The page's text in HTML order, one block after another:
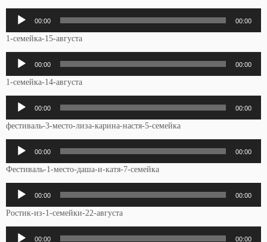
Аудиоплеер
00:00 00:00
1-семейка-15-августа
Аудиоплеер
00:00 00:00
1-семейка-14-августа
Аудиоплеер
00:00 00:00
фестиваль-3-место-лиза-карина-настя-5-семейка
Аудиоплеер
00:00 00:00
Фестиваль-1-место-даша-и-катя-7-семейка
Аудиоплеер
00:00 00:00
Ростик-из-1-семейки-22-августа
Аудиоплеер
00:00 00:00